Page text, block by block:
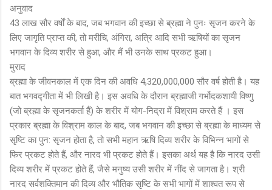
अनुवाद
43 लाख सौर वर्षों के बाद, जब भगवान की इच्छा से ब्रह्मा ने पुनः सृजन करने के
लिए जागृति प्राप्त की, तो मरीचि, अंगिरा, अत्रि आदि सभी ऋषियों का सृजन
भगवान के दिव्य शरीर से हुआ, और मैं भी उनके साथ प्रकट हुआ।
मुराद
ब्रह्मा के जीवनकाल में एक दिन की अवधि 4,320,000,000 सौर वर्ष होती है। यह
बात भगवद्गीता में भी लिखी है। इस अवधि के दौरान ब्रह्माजी गर्भोदकशायी विष्णु
(जो ब्रह्मा के सृजनकर्ता हैं) के शरीर में योग-निद्रा में विश्राम करते हैं । इस
प्रकार ब्रह्मा के विश्राम काल के बाद, जब भगवान की इच्छा से ब्रह्मा के माध्यम से
सृष्टि का पुन: सृजन होता है, तो सभी महान ऋषि दिव्य शरीर के विभिन्न भागों से
फिर प्रकट होते हैं, और नारद भी प्रकट होते हैं। इसका अर्थ यह है कि नारद उसी
दिव्य शरीर में प्रकट होते हैं, जैसे मनुष्य उसी शरीर में नींद से जागता है। श्री
नारद सर्वशक्तिमान की दिव्य और भौतिक सृष्टि के सभी भागों में शाश्वत रूप से